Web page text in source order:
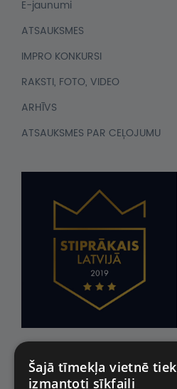
E-jaunumi
ATSAUKSMES
IMPRO KONKURSI
RAKSTI, FOTO, VIDEO
ARHĪVS
ATSAUKSMES PAR CEĻOJUMU
Šajā tīmekļa vietnē tiek
izmantoti sīkfaili